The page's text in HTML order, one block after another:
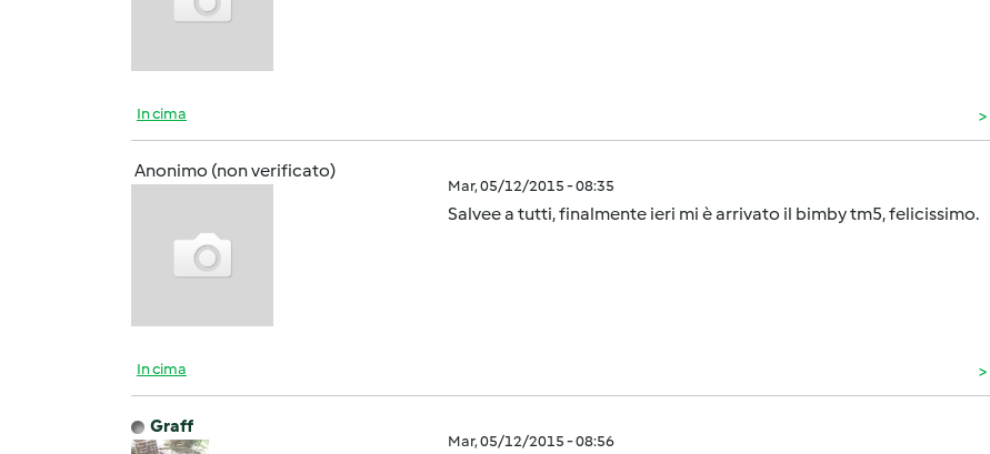
In cima
Anonimo (non verificato)
Mar, 05/12/2015 - 08:35
Salvee a tutti, finalmente ieri mi è arrivato il bimby tm5, felicissimo.
In cima
Graff
Mar, 05/12/2015 - 08:56